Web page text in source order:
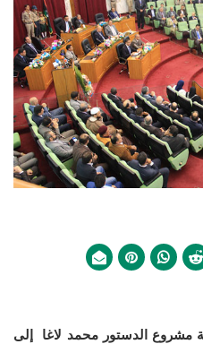
مشروع الدستور محمد لاغا إلى